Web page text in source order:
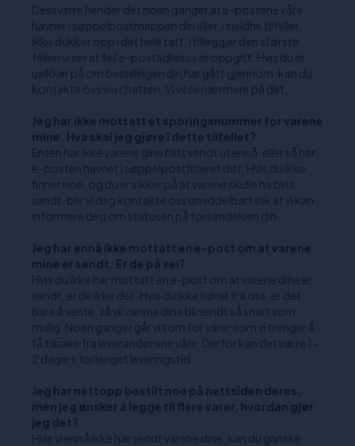
Dessverre hender det noen ganger at e-postene våre
havner i søppelpostmappen din eller, i sjeldne tilfeller,
ikke dukker opp i det hele tatt. I tillegg er den største
feilen vi ser at feil e-postadresse er oppgitt. Hvis du er
usikker på om bestillingen din har gått gjennom, kan du
kontakte oss via chatten. Vi vil se nærmere på det.
Jeg har ikke mottatt et sporingsnummer for varene
mine. Hva skal jeg gjøre i dette tilfellet?
Enten har ikke varene dine blitt sendt ut ennå, eller så har
e-posten havnet i søppelpostfilteret ditt. Hvis du ikke
finner noe, og du er sikker på at varene skulle ha blitt
sendt, ber vi deg kontakte oss umiddelbart slik at vi kan
informere deg om statusen på forsendelsen din.
Jeg har ennå ikke mottatt en e-post om at varene
mine er sendt. Er de på vei?
Hvis du ikke har mottatt en e-post om at varene dine er
sendt, er de ikke det. Hvis du ikke hører fra oss, er det
bare å vente, så vil varene dine bli sendt så snart som
mulig. Noen ganger går vi tom for varer som vi trenger å
få tilbake fra leverandørene våre. Derfor kan det være 1-
2 dagers forlenget leveringstid.
Jeg har nettopp bestilt noe på nettsiden deres,
men jeg ønsker å legge til flere varer, hvordan gjør
jeg det?
Hvis vi ennå ikke har sendt varene dine, kan du ganske